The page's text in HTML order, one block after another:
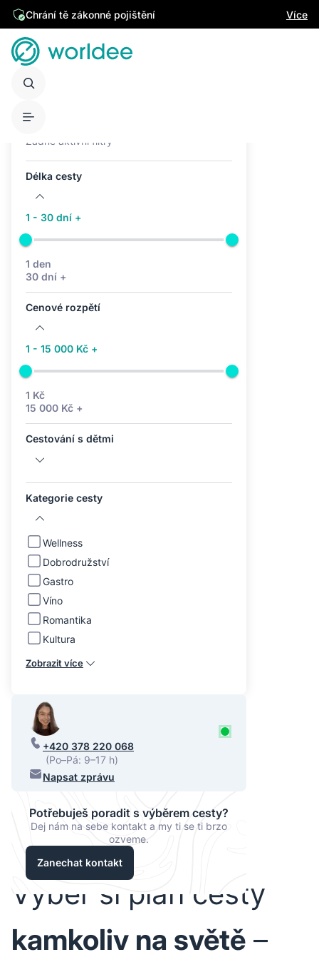
Chrání tě zákonné pojištění Více
Žádné aktivní filtry
Délka cesty
1 - 30 dní +
1 den
30 dní +
Cenové rozpětí
1 - 15 000 Kč +
1 Kč
15 000 Kč +
Cestování s dětmi
Kategorie cesty
Wellness
Dobrodružství
Gastro
Víno
Romantika
Kultura
Zobrazit více
+420 378 220 068
(Po–Pá: 9–17 h)
Napsat zprávu
Potřebuješ poradit s výběrem cesty?
Dej nám na sebe kontakt a my ti se ti brzo
ozveme.
Zanechat kontakt
Vyber si plán cesty
kamkoliv na světě –